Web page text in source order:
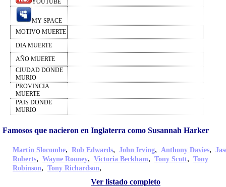
YOUTUBE
MY SPACE
MOTIVO MUERTE
DIA MUERTE
AÑO MUERTE
CIUDAD DONDE
MURIO
PROVINCIA
MUERTE
PAIS DONDE
MURIO
Famosos que nacieron en Inglaterra como Susannah Harker
Martin Slocombe, Rob Edwards, John Irving, Anthony Davies,
Roberts, Wayne Rooney, Victoria Beckham, Tony Scott, Tony
Robinson, Tony Richardson,
Ver listado completo